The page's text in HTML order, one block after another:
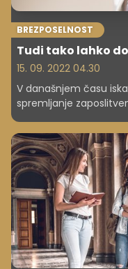
BREZPOSELNOST
Tudi tako lahko
15. 09. 2022 04.30
V današnjem času
spremljanje
prijatelji in obiskovanje
naredite tudi z
času postala
zaposlitve. Veliko
prek družbenih
samo LinkedIn.